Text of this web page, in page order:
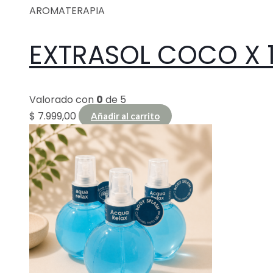
AROMATERAPIA
EXTRASOL COCO X
Valorado con 0 de 5
$ 7.999,00 Añadir al carrito